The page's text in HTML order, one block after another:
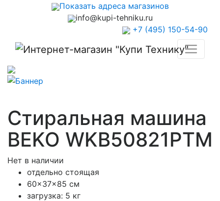
Показать адреса магазинов
info@kupi-tehniku.ru
+7 (495) 150-54-90
Стиральная машина
BEKO WKB50821PTM
Нет в наличии
отдельно стоящая
60x37x85 см
загрузка: 5 кг